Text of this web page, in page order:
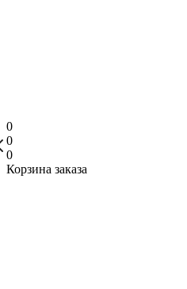
0
0
0
Корзина заказа